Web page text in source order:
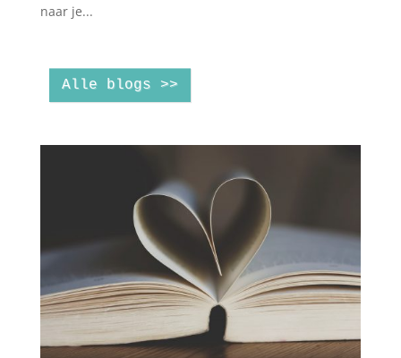
naar je...
Alle blogs >>